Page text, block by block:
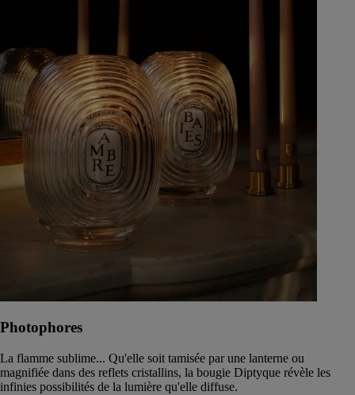
Photophores
La flamme sublime... Qu'elle soit tamisée par une lanterne ou
magnifiée dans des reflets cristallins, la bougie Diptyque révèle les
infinies possibilités de la lumière qu'elle diffuse.